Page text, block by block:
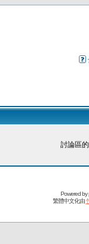
討論區
Powered by
繁體中文化由